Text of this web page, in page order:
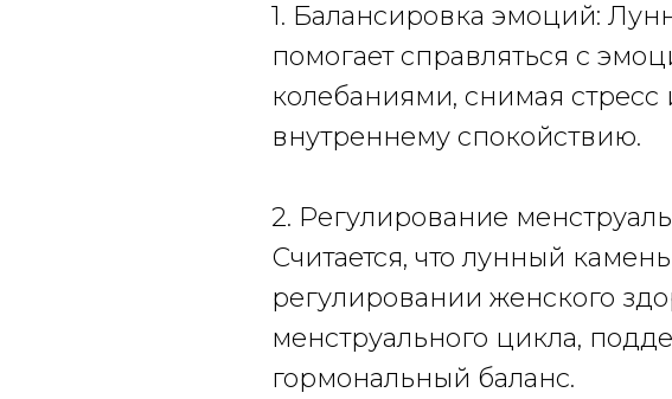
1. Балансировка эмоций:
помогает справляться с
колебаниями, снимая стресс
внутреннему спокойствию.
2. Регулирование
Считается, что лунный
регулировании женского
менструального цикла,
гормональный баланс.